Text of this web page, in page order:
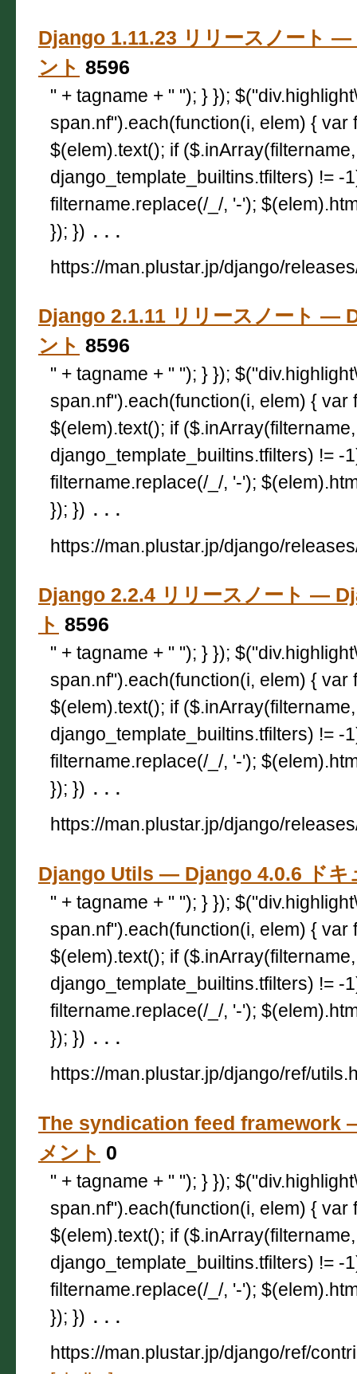
Django 1.11.23 リリースノート
ント 8596
" + tagname + " "); } });
span.nf").each(function(i, elem) { var
$(elem).text(); if ($.inArray(filtername,
django_template_builtins.tfilters) != -
filtername.replace(/_/, '-');
}); }) ...
https://man.plustar.jp/django/
Django 2.1.11 リリースノート —
ント 8596
" + tagname + " "); } });
span.nf").each(function(i, elem) { var
$(elem).text(); if ($.inArray(filtername,
django_template_builtins.tfilters) != -
filtername.replace(/_/, '-');
}); }) ...
https://man.plustar.jp/django/
Django 2.2.4 リリースノート —
ト 8596
" + tagname + " "); } });
span.nf").each(function(i, elem) { var
$(elem).text(); if ($.inArray(filtername,
django_template_builtins.tfilters) != -
filtername.replace(/_/, '-');
}); }) ...
https://man.plustar.jp/django/
Django Utils — Django 4.0.6 ドキ
" + tagname + " "); } });
span.nf").each(function(i, elem) { var
$(elem).text(); if ($.inArray(filtername,
django_template_builtins.tfilters) != -
filtername.replace(/_/, '-');
}); }) ...
https://man.plustar.jp/django/ref/
The syndication feed framework
メント 0
" + tagname + " "); } });
span.nf").each(function(i, elem) { var
$(elem).text(); if ($.inArray(filtername,
django_template_builtins.tfilters) != -
filtername.replace(/_/, '-');
}); }) ...
https://man.plustar.jp/django/ref/